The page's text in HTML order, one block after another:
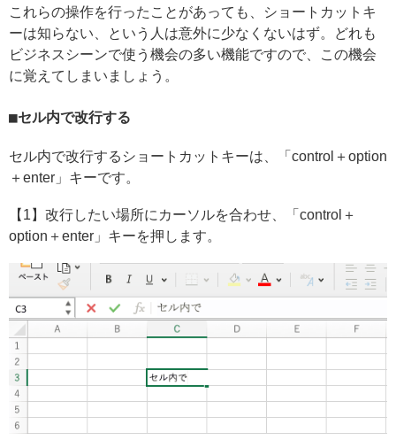
これらの操作を行ったことがあっても、ショートカットキ
ーは知らない、という人は意外に少なくないはず。どれも
ビジネスシーンで使う機会の多い機能ですので、この機会
に覚えてしまいましょう。
セル内で改行する
セル内で改行するショートカットキーは、「control＋option
＋enter」キーです。
【1】改行したい場所にカーソルを合わせ、「control＋
option＋enter」キーを押します。